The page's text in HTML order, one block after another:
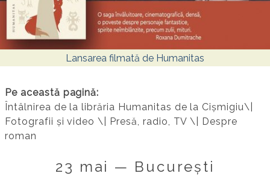
Lansarea filmată de Humanitas
Pe această pagină:
Întâlnirea de la librăria Humanitas de la Cișmigiu\|
Fotografii și video \| Presă, radio, TV \| Despre
roman
23 mai — București